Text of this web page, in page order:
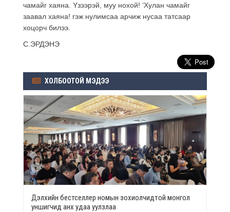
чамайг хаяна. Yзээрэй, муу нохой! ‘Хулан чамайг
заавал хаяна! гэж нулимсаа арчиж нусаа татсаар
хоцорч билээ.
С.ЭРДЭНЭ
ХОЛБООТОЙ МЭДЭЭ
Дэлхийн бестселлер номын зохиолчидтой монгол
уншигчид анх удаа уулзлаа